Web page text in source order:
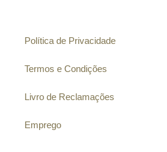
Política de Privacidade
Termos e Condições
Livro de Reclamações
Emprego